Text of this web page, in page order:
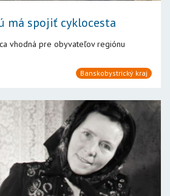
má spojiť cyklocesta
vhodná pre obyvateľov regiónu
Banskobystrický kraj